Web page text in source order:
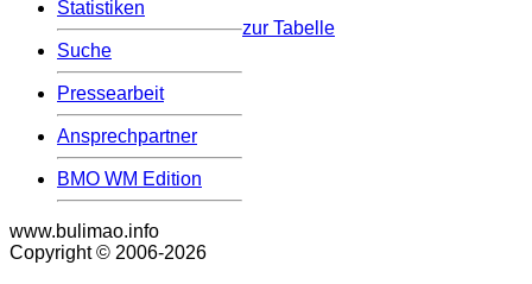
Statistiken
Suche
Pressearbeit
Ansprechpartner
BMO WM Edition
www.bulimao.info
Copyright © 2006-2026
zur Tabelle